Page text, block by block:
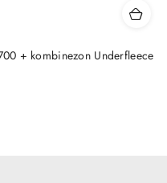
+ kombinezon Underfleece